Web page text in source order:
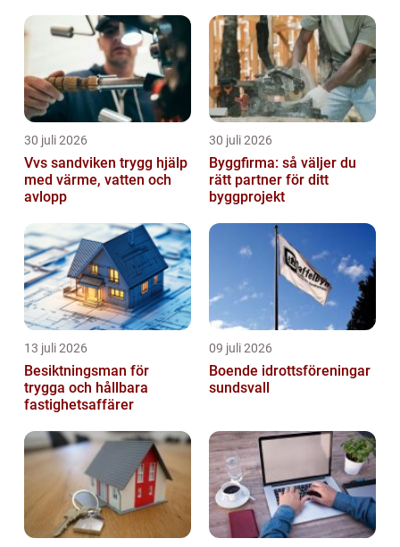
30 juli 2026
Vvs sandviken trygg hjälp
med värme, vatten och
avlopp
30 juli 2026
Byggfirma: så väljer du
rätt partner för ditt
byggprojekt
13 juli 2026
Besiktningsman för
trygga och hållbara
fastighetsaffärer
09 juli 2026
Boende idrottsföreningar
sundsvall